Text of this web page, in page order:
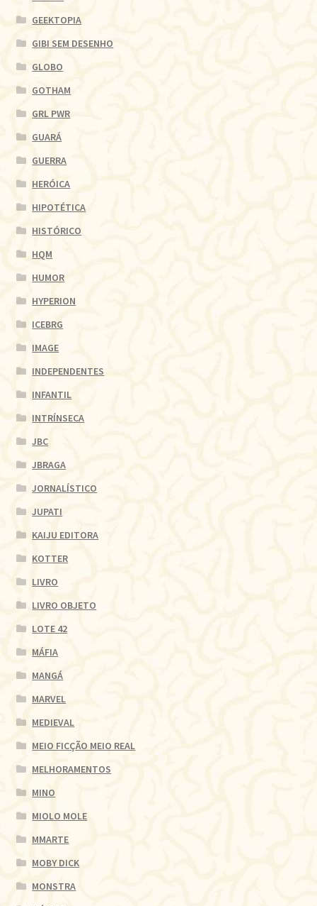
GEEKTOPIA
GIBI SEM DESENHO
GLOBO
GOTHAM
GRL PWR
GUARÁ
GUERRA
HERÓICA
HIPOTÉTICA
HISTÓRICO
HQM
HUMOR
HYPERION
ICEBRG
IMAGE
INDEPENDENTES
INFANTIL
INTRÍNSECA
JBC
JBRAGA
JORNALÍSTICO
JUPATI
KAIJU EDITORA
KOTTER
LIVRO
LIVRO OBJETO
LOTE 42
MÁFIA
MANGÁ
MARVEL
MEDIEVAL
MEIO FICÇÃO MEIO REAL
MELHORAMENTOS
MINO
MIOLO MOLE
MMARTE
MOBY DICK
MONSTRA